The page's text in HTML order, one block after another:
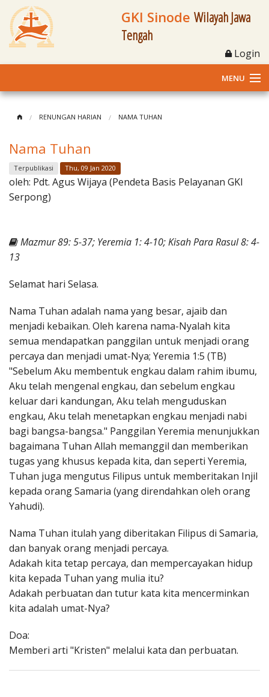
GKI Sinode Wilayah Jawa
Tengah
Login
MENU
Klasis dan Jemaat
Berita Kegiatan
Materi
Penerbitan
RENUNGAN HARIAN NAMA TUHAN
Nama Tuhan
Terpublikasi Thu, 09 Jan 2020
oleh: Pdt. Agus Wijaya (Pendeta Basis Pelayanan GKI
Serpong)
Mazmur 89: 5-37; Yeremia 1: 4-10; Kisah Para Rasul 8: 4-
13
Selamat hari Selasa.
Nama Tuhan adalah nama yang besar, ajaib dan
menjadi kebaikan. Oleh karena nama-Nyalah kita
semua mendapatkan panggilan untuk menjadi orang
percaya dan menjadi umat-Nya; Yeremia 1:5 (TB)
"Sebelum Aku membentuk engkau dalam rahim ibumu,
Aku telah mengenal engkau, dan sebelum engkau
keluar dari kandungan, Aku telah menguduskan
engkau, Aku telah menetapkan engkau menjadi nabi
bagi bangsa-bangsa." Panggilan Yeremia menunjukkan
bagaimana Tuhan Allah memanggil dan memberikan
tugas yang khusus kepada kita, dan seperti Yeremia,
Tuhan juga mengutus Filipus untuk memberitakan Injil
kepada orang Samaria (yang direndahkan oleh orang
Yahudi).
Nama Tuhan itulah yang diberitakan Filipus di Samaria,
dan banyak orang menjadi percaya.
Adakah kita tetap percaya, dan mempercayakan hidup
kita kepada Tuhan yang mulia itu?
Adakah perbuatan dan tutur kata kita mencerminkan
kita adalah umat-Nya?
Doa:
Memberi arti "Kristen" melalui kata dan perbuatan.